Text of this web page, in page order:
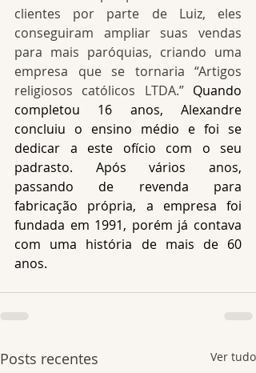
clientes por parte de Luiz, eles
conseguiram ampliar suas vendas
para mais paróquias, criando uma
empresa que se tornaria “Artigos
religiosos católicos LTDA.” Quando
completou 16 anos, Alexandre
concluiu o ensino médio e foi se
dedicar a este ofício com o seu
padrasto. Após vários anos,
passando de revenda para
fabricação própria, a empresa foi
fundada em 1991, porém já contava
com uma história de mais de 60
anos.
Posts recentes Ver tudo